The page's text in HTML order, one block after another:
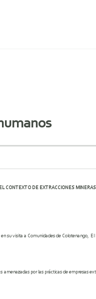
CONTEXTO DE EXTRACCIONES
su visita a Comunidades de
amenazadas por las prácticas de empresas